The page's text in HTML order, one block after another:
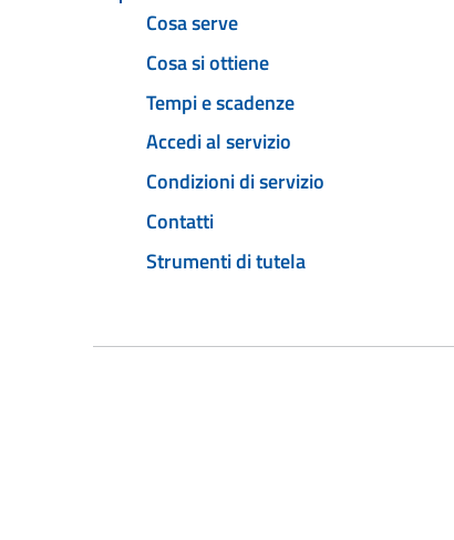
Cosa serve
Cosa si ottiene
Tempi e scadenze
Accedi al servizio
Condizioni di servizio
Contatti
Strumenti di tutela